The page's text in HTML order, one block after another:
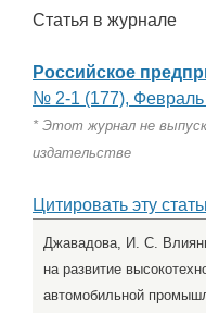
Статья в журнале
Российское
№ 2-1 (177), Февраль
* Этот журнал не
издательстве
Цитировать эту
Джавадова, И. С.
на развитие
автомобильной